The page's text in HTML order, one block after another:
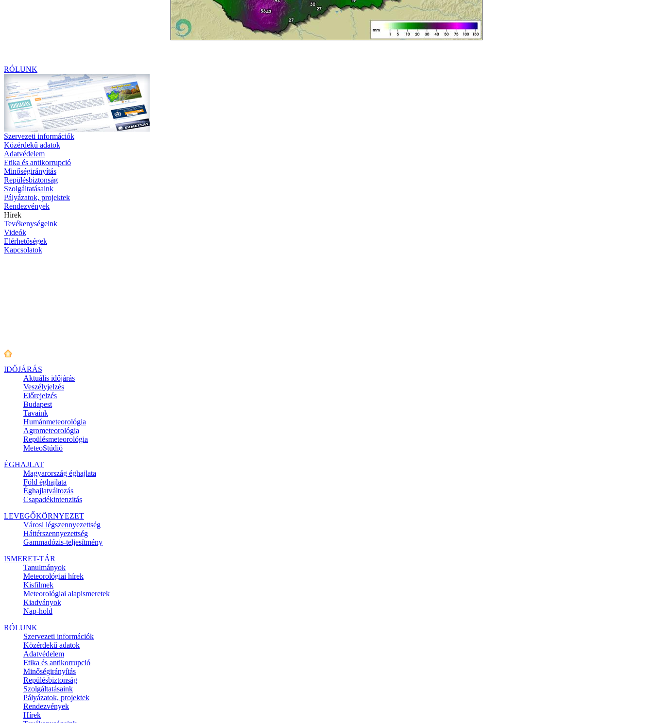
RÓLUNK
Szervezeti információk
Közérdekű adatok
Adatvédelem
Etika és antikorrupció
Minőségirányítás
Repülésbiztonság
Szolgáltatásaink
Pályázatok, projektek
Rendezvények
Hírek
Tevékenységeink
Videók
Elérhetőségek
Kapcsolatok
IDŐJÁRÁS
Aktuális időjárás
Veszélyjelzés
Előrejelzés
Budapest
Tavaink
Humánmeteorológia
Agrometeorológia
Repülésmeteorológia
MeteoStúdió
ÉGHAJLAT
Magyarország éghajlata
Föld éghajlata
Éghajlatváltozás
Csapadékintenzitás
LEVEGŐKÖRNYEZET
Városi légszennyezettség
Háttérszennyezettség
Gammadózis-teljesítmény
ISMERET-TÁR
Tanulmányok
Meteorológiai hírek
Kisfilmek
Meteorológiai alapismeretek
Kiadványok
Nap-hold
RÓLUNK
Szervezeti információk
Közérdekű adatok
Adatvédelem
Etika és antikorrupció
Minőségirányítás
Repülésbiztonság
Szolgáltatásaink
Pályázatok, projektek
Rendezvények
Hírek